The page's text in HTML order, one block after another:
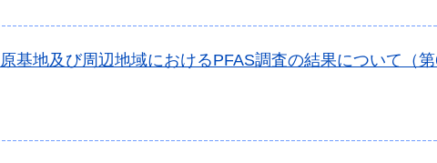
基地及び周辺地域におけるPFAS調査の結果について（